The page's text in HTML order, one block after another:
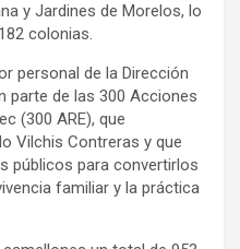
y Jardines de Morelos, lo
colonias.
personal de la Dirección
parte de las 300 Acciones
(300 ARE), que
Vilchis Contreras y que
públicos para convertirlos
familiar y la práctica